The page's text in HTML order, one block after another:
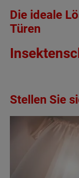
Die ideale
Türen
Stellen Sie